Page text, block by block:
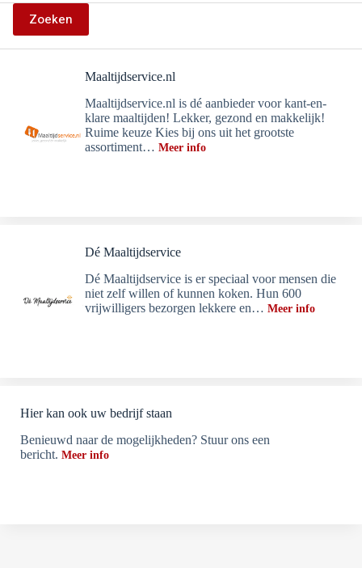
Zoeken
Maaltijdservice.nl
Maaltijdservice.nl is dé aanbieder voor kant-en-
klare maaltijden! Lekker, gezond en makkelijk!
Ruime keuze Kies bij ons uit het grootste
assortiment… Meer info
Dé Maaltijdservice
Dé Maaltijdservice is er speciaal voor mensen die
niet zelf willen of kunnen koken. Hun 600
vrijwilligers bezorgen lekkere en… Meer info
Hier kan ook uw bedrijf staan
Benieuwd naar de mogelijkheden? Stuur ons een
bericht. Meer info